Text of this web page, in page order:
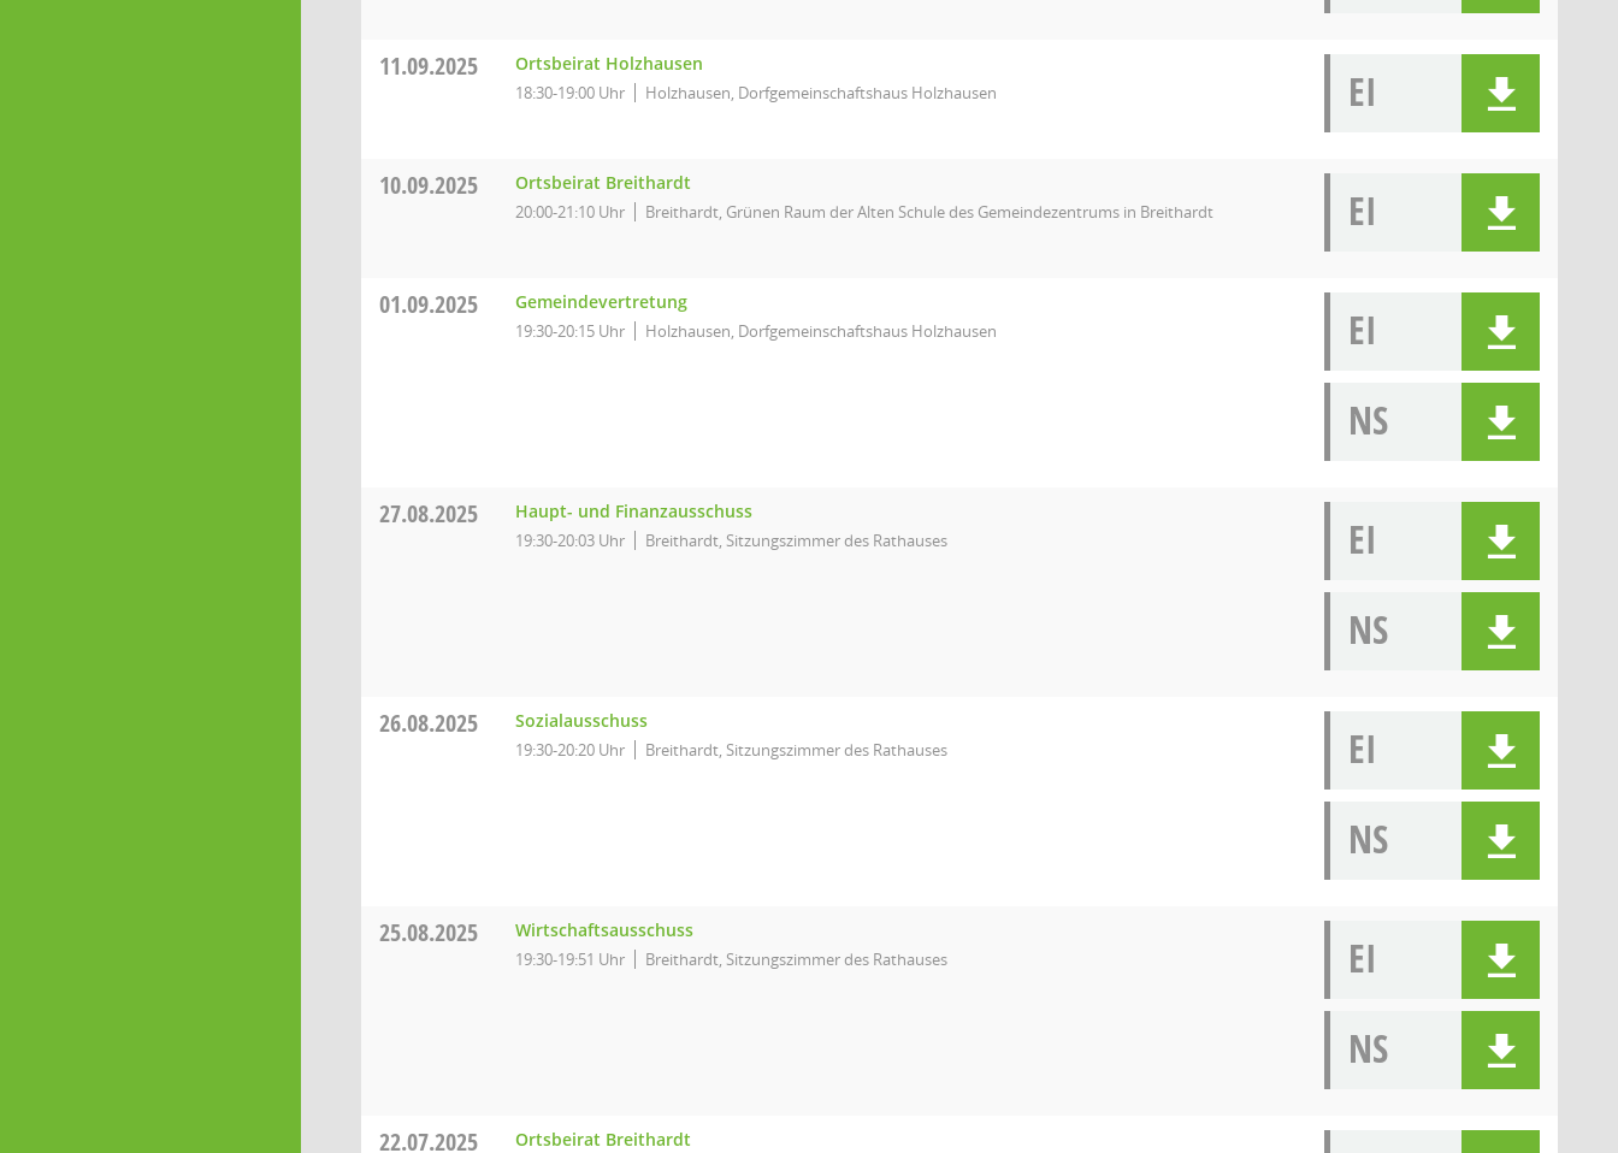
11.09.2025 Ortsbeirat Holzhausen
18:30-19:00 Uhr Holzhausen, Dorfgemeinschaftshaus Holzhausen EI
10.09.2025 Ortsbeirat Breithardt
20:00-21:10 Uhr Breithardt, Grünen Raum der Alten Schule des Gemeindezentrums in Breithardt EI
01.09.2025 Gemeindevertretung
19:30-20:15 Uhr Holzhausen, Dorfgemeinschaftshaus Holzhausen
EI
NS
27.08.2025 Haupt- und Finanzausschuss
19:30-20:03 Uhr Breithardt, Sitzungszimmer des Rathauses
EI
NS
26.08.2025 Sozialausschuss
19:30-20:20 Uhr Breithardt, Sitzungszimmer des Rathauses
EI
NS
25.08.2025 Wirtschaftsausschuss
19:30-19:51 Uhr Breithardt, Sitzungszimmer des Rathauses
EI
NS
22.07.2025 Ortsbeirat Breithardt